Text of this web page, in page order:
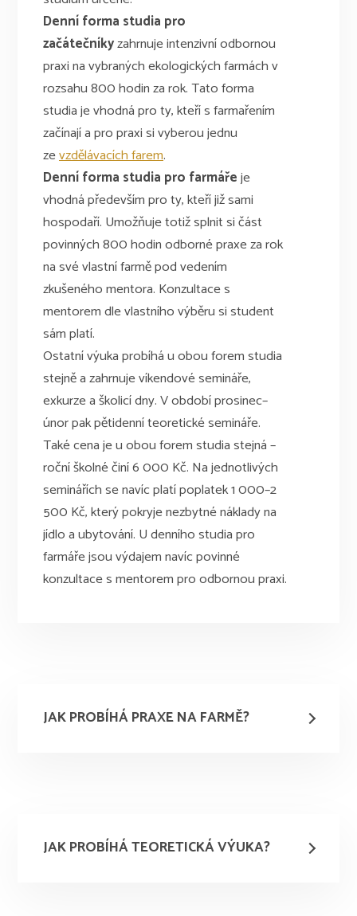
Denní forma studia pro
začátečníkyzahrnuje intenzivní odbornou
praxi na vybraných ekologických farmách v
rozsahu 800 hodin za rok. Tato forma
studia je vhodná pro ty, kteří s farmařením
začínají a pro praxi si vyberou jednu
zevzdělávacích farem.
Denní forma studia pro farmářeje
vhodná především pro ty, kteří již sami
hospodaří. Umožňuje totiž splnit si část
povinných 800 hodin odborné praxe za rok
na své vlastní farmě pod vedením
zkušeného mentora. Konzultace s
mentorem dle vlastního výběru si student
sám platí.
Ostatní výuka probíhá u obou forem studia
stejně a zahrnuje víkendové semináře,
exkurze a školicí dny. V období prosinec–
únor pak pětidenní teoretické semináře.
Také cena je u obou forem studia stejná –
roční školné činí 6 000 Kč. Na jednotlivých
seminářích se navíc platí poplatek 1 000–2
500 Kč, který pokryje nezbytné náklady na
jídlo a ubytování. U denního studia pro
farmáře jsou výdajem navíc povinné
konzultace s mentorem pro odbornou praxi.
JAK PROBÍHÁ PRAXE NA FARMĚ?
JAK PROBÍHÁ TEORETICKÁ VÝUKA?